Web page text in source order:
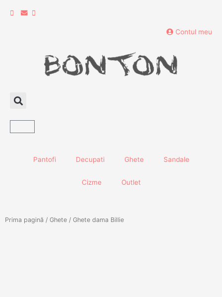
Contul meu
Pantofi Decupati Ghete Sandale
Cizme Outlet
Prima pagină / Ghete / Ghete dama Billie